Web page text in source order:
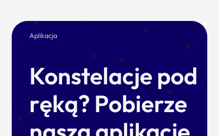
Aplikacja
Konstelacje pod
ręką? Pobierze